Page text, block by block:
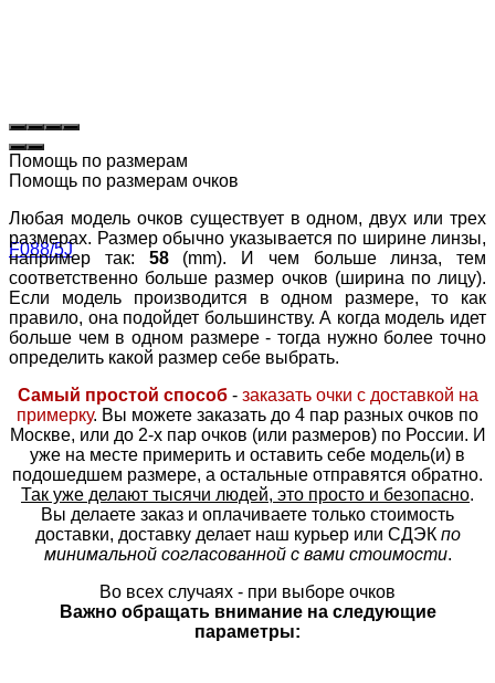
Помощь по размерам
Помощь по размерам очков
Любая модель очков существует в одном, двух или трех
размерах. Размер обычно указывается по ширине линзы,
например так: 58(mm). И чем больше линза, тем
соответственно больше размер очков (ширина по лицу).
Если модель производится в одном размере, то как
правило, она подойдет большинству. А когда модель идет
больше чем в одном размере - тогда нужно более точно
определить какой размер себе выбрать.
Самый простой способ- заказать очки с доставкой на
примерку. Вы можете заказать до 4 пар разных очков по
Москве, или до 2-х пар очков (или размеров) по России. И
уже на месте примерить и оставить себе модель(и) в
подошедшем размере, а остальные отправятся обратно.
Так уже делают тысячи людей, это просто и безопасно.
Вы делаете заказ и оплачиваете только стоимость
доставки, доставку делает наш курьер или СДЭК по
минимальной согласованной с вами стоимости.
Во всех случаях - при выборе очков
Важно обращать внимание на следующие
параметры: